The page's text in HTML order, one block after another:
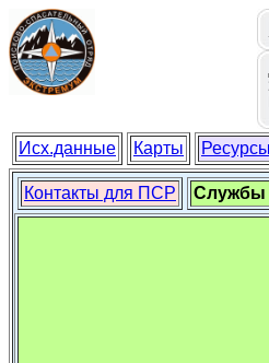
Исх.данные Карты Ресурсы
Контакты для ПСР Службы